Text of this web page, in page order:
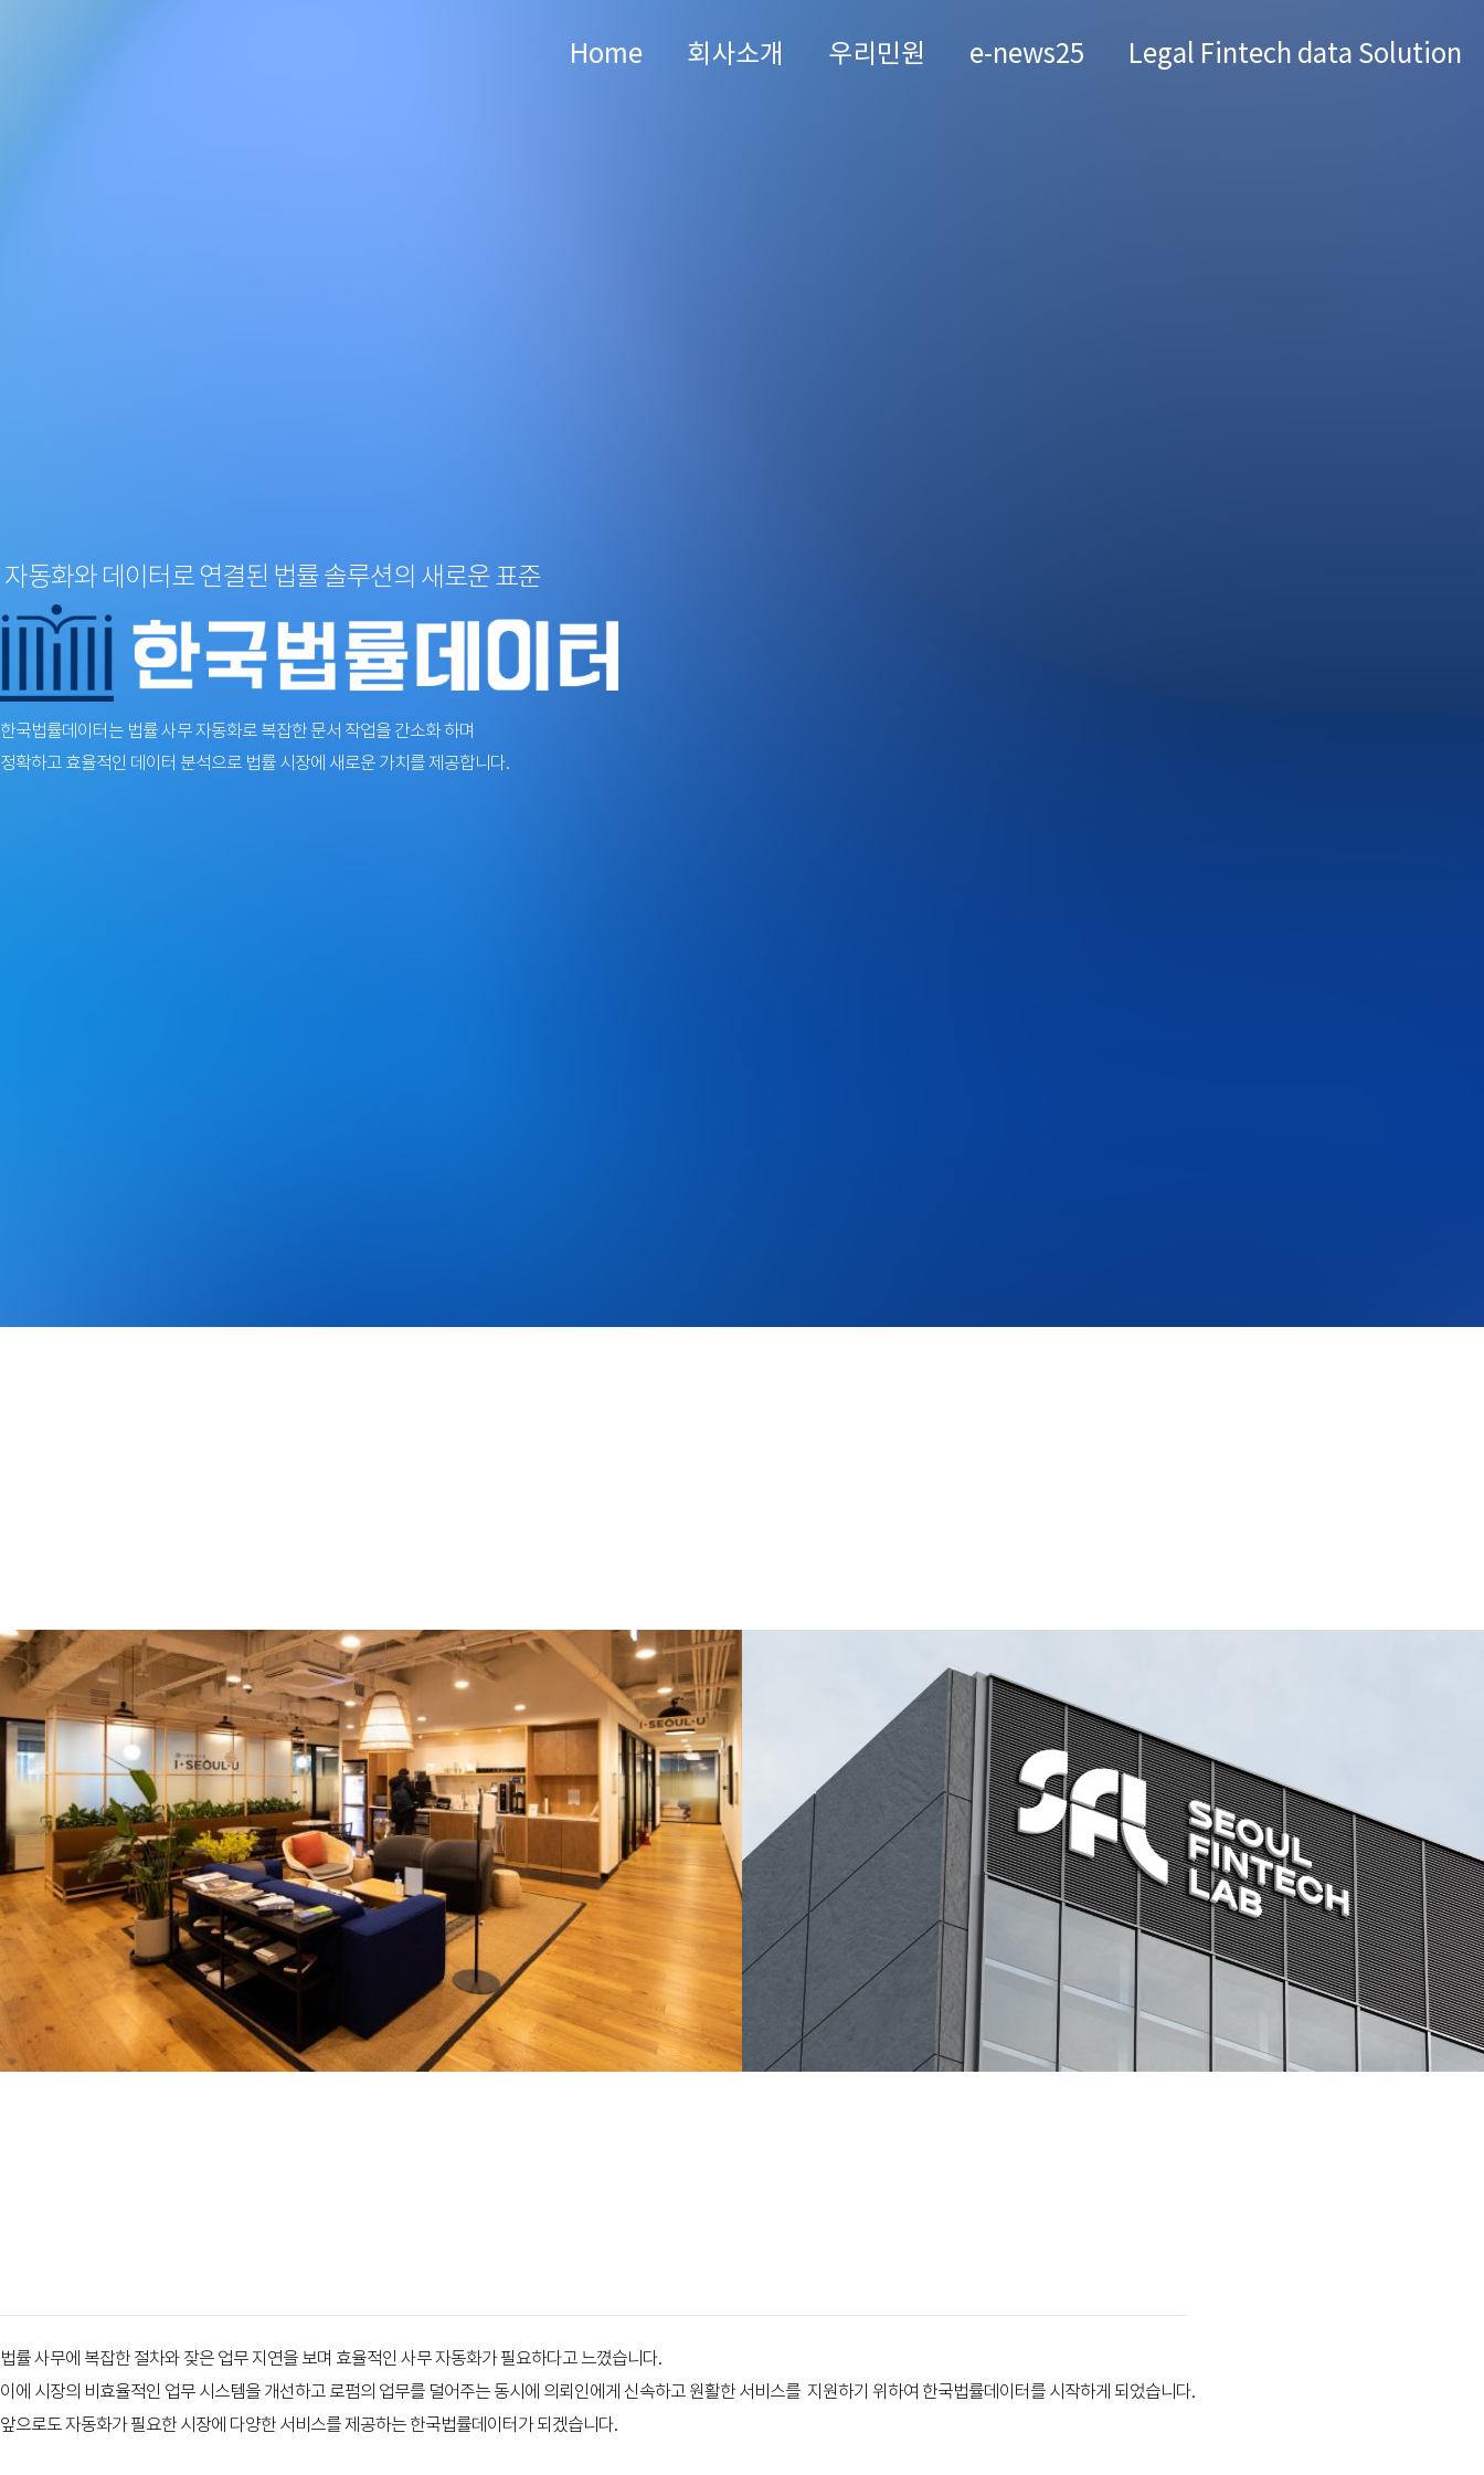
Home 회사소개 우리민원 e-news25 Legal Fintech data Solution
자동화와 데이터로 연결된 법률 솔루션의 새로운 표준
한국법률데이터는 법률 사무 자동화로 복잡한 문서 작업을 간소화 하며
정확하고 효율적인 데이터 분석으로 법률 시장에 새로운 가치를 제공합니다.
법률 사무에 복잡한 절차와 잦은 업무 지연을 보며 효율적인 사무 자동화가 필요하다고 느꼈습니다.
이에 시장의 비효율적인 업무 시스템을 개선하고 로펌의 업무를 덜어주는 동시에 의뢰인에게 신속하고 원활한 서비스를 지원하기 위하여 한국법률데이터를 시작하게 되었습니다.
앞으로도 자동화가 필요한 시장에 다양한 서비스를 제공하는 한국법률데이터가 되겠습니다.